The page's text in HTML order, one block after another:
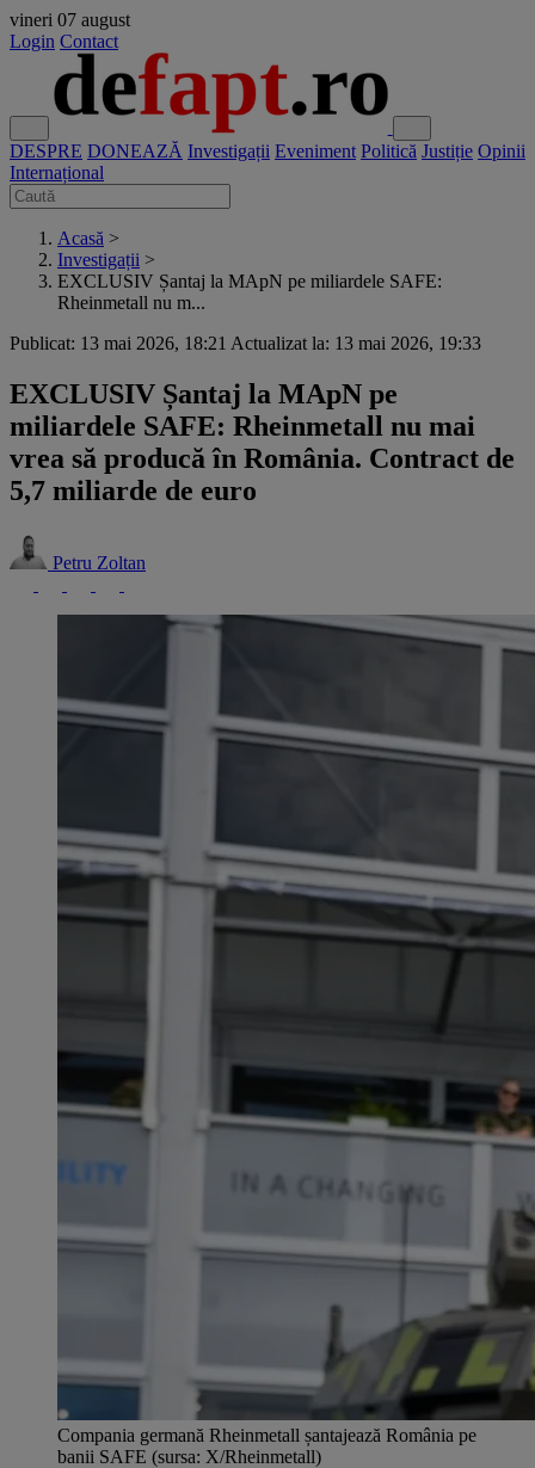
vineri 07 august
Login Contact
DESPRE DONEAZĂ Investigații Eveniment Politică Justiție Opinii
Internațional
Acasă >
Investigații >
EXCLUSIV Șantaj la MApN pe miliardele SAFE:
Rheinmetall nu m...
Publicat: 13 mai 2026, 18:21 Actualizat la: 13 mai 2026, 19:33
EXCLUSIV Șantaj la MApN pe
miliardele SAFE: Rheinmetall nu mai
vrea să producă în România. Contract de
5,7 miliarde de euro
Petru Zoltan
Compania germană Rheinmetall șantajează România pe
banii SAFE (sursa: X/Rheinmetall)